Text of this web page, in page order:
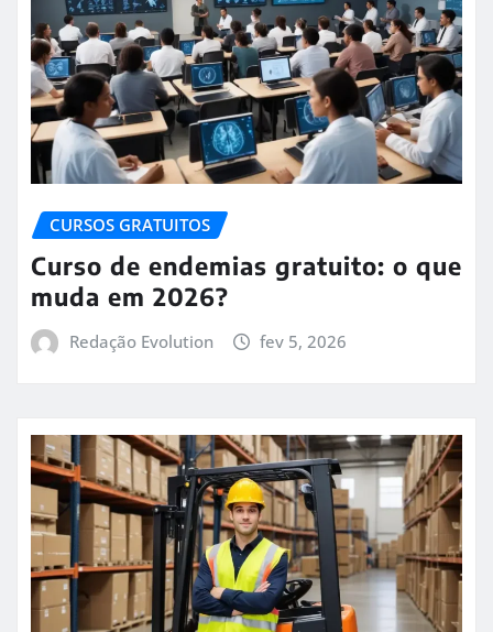
CURSOS GRATUITOS
Curso de endemias gratuito: o que
muda em 2026?
Redação Evolution fev 5, 2026